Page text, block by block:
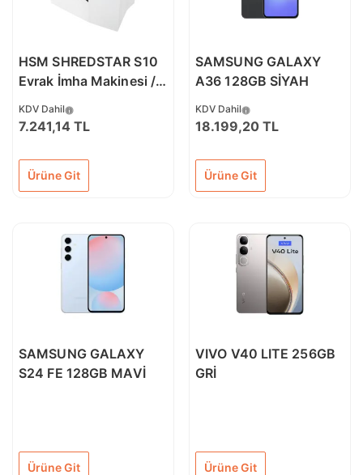
HSM SHREDSTAR S10
Evrak İmha Makinesi /
- CD İmha Makinesi -
18lt
KDV Dahil
7.241,14 TL
Ürüne Git
SAMSUNG GALAXY
A36 128GB SİYAH
KDV Dahil
18.199,20 TL
Ürüne Git
SAMSUNG GALAXY
S24 FE 128GB MAVİ
Ürüne Git
VIVO V40 LITE 256GB
GRİ
Ürüne Git